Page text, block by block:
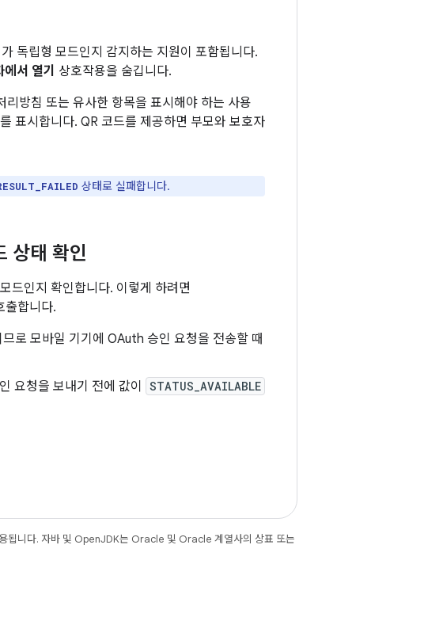
독립형 모드인지 감지하는 지원이 포함됩니다.
서 열기 상호작용을 숨깁니다.
방침 또는 유사한 항목을 표시해야 하는 사용
표시합니다. QR 코드를 제공하면 부모와 보호자
상태로 실패합니다.
상태 확인
드인지 확인합니다. 이렇게 하려면
출합니다.
로 모바일 기기에 OAuth 승인 요청을 전송할 때
요청을 보내기 전에 값이 STATUS_AVAILABLE
됩니다. 자바 및 OpenJDK는 Oracle 및 Oracle 계열사의 상표 또는